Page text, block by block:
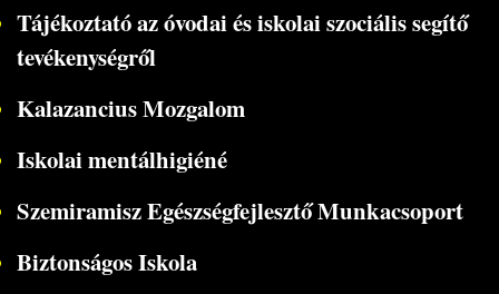
Tájékoztató az óvodai és iskolai szociális segítő
tevékenységről
Kalazancius Mozgalom
Iskolai mentálhigiéné
Szemiramisz Egészségfejlesztő Munkacsoport
Biztonságos Iskola